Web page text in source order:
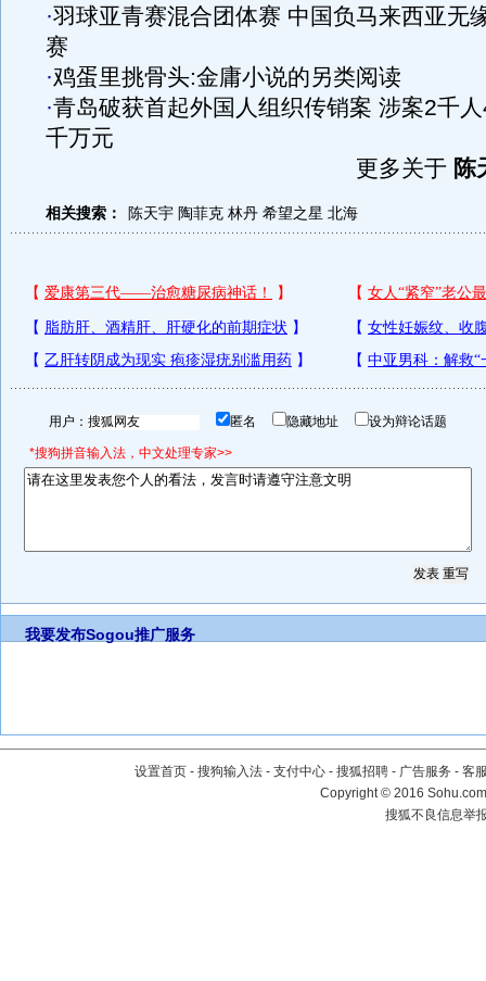
·羽球亚青赛混合团体赛 中国负马来西亚无
赛
·鸡蛋里挑骨头:金庸小说的另类阅读
·青岛破获首起外国人组织传销案 涉案2千
千万元
更多关于 陈
相关搜索： 陈天宇 陶菲克 林丹 希望之星 北海
用户： 匿名 隐藏地址 设为辩论话题
*搜狗拼音输入法，中文处理专家>>
我要发布Sogou推广服务
设置首页 - 搜狗输入法 - 支付中心 - 搜狐招聘 - 广告服务 - 客
Copyright©2016
搜狐不良信息举